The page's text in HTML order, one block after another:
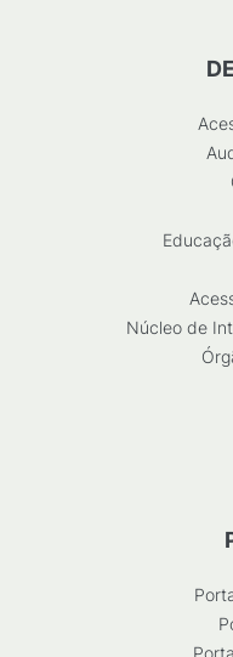
Núcleo de